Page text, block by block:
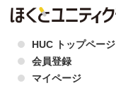
HUC トップページ
会員登録
マイページ